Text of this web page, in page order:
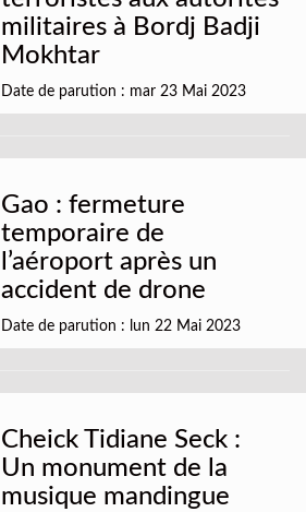
militaires à Bordj Badji
Mokhtar
Date de parution : mar 23 Mai 2023
Gao : fermeture
temporaire de
l’aéroport après un
accident de drone
Date de parution : lun 22 Mai 2023
Cheick Tidiane Seck :
Un monument de la
musique mandingue